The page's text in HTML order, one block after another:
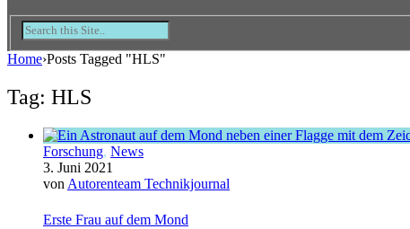
Home›Posts Tagged "HLS"
Tag: HLS
Forschung, News
3. Juni 2021
von Autorenteam Technikjournal
Erste Frau auf dem Mond